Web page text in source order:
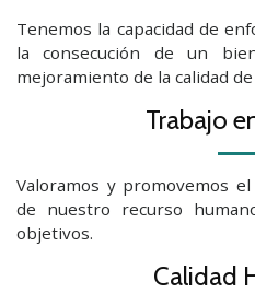
Tenemos la capacidad de
la consecución de un
mejoramiento de la calidad de
Trabajo
Valoramos y promovemos
de nuestro recurso
objetivos.
Calidad